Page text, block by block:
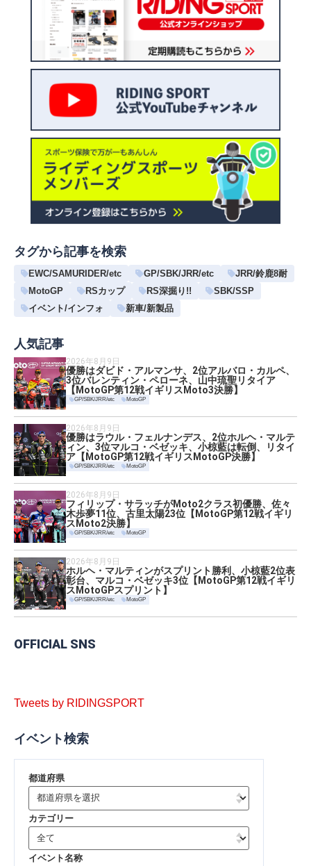
タグから記事を検索
EWC/SAMURIDER/etc GP/SBK/JRR/etc
JRR/鈴鹿8耐
MotoGP
RSカップ RS深掘り!!
SBK/SSP
イベント/インフォ
新車/新製品
人気記事
2026年8月9日
優勝はダビド・アルマンサ、2位アルバロ・カルペ、
3位バレンティン・ペローネ、山中琉聖リタイア
【MotoGP第12戦イギリスMoto3決勝】
GP/SBK/JRR/etc MotoGP
2026年8月9日
優勝はラウル・フェルナンデス、2位ホルヘ・マルテ
ィン、3位マルコ・ベゼッキ、小椋藍は転倒、リタイ
ア【MotoGP第12戦イギリスMotoGP決勝】
GP/SBK/JRR/etc MotoGP
2026年8月9日
フィリップ・サラッチがMoto2クラス初優勝、佐々
木歩夢11位、古里太陽23位【MotoGP第12戦イギリ
スMoto2決勝】
GP/SBK/JRR/etc MotoGP
2026年8月9日
ホルヘ・マルティンがスプリント勝利、小椋藍2位表
彰台、マルコ・ベゼッキ3位【MotoGP第12戦イギリ
スMotoGPスプリント】
GP/SBK/JRR/etc MotoGP
OFFICIAL SNS
Tweets by RIDINGSPORT
イベント検索
都道府県
カテゴリー
イベント名称